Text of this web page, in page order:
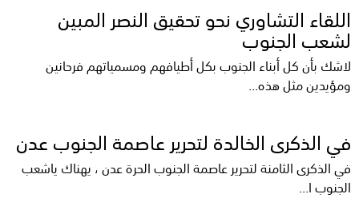
اللقاء التشاوري نحو تحقيق النصر المبين
لشعب الجنوب
لاشك بأن كل أبناء الجنوب بكل أطيافهم ومسمياتهم فرحانين
ومؤيدين مثل هذه...
في الذكرى الخالدة لتحرير عاصمة الجنوب عدن
في الذكرى الثامنة لتحرير عاصمة الجنوب الحرة عدن ، يهناك ياشعب
الجنوب ا...